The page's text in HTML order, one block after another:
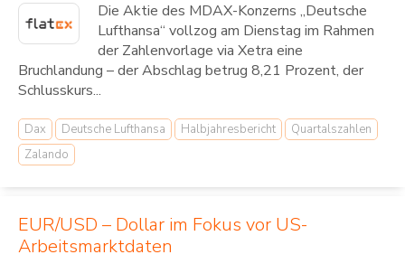
Die Aktie des MDAX-Konzerns „Deutsche
Lufthansa“ vollzog am Dienstag im Rahmen
der Zahlenvorlage via Xetra eine
Bruchlandung – der Abschlag betrug 8,21 Prozent, der
Schlusskurs...
Dax Deutsche Lufthansa Halbjahresbericht
Quartalszahlen
Zalando
EUR/USD – Dollar im Fokus vor US-
Arbeitsmarktdaten